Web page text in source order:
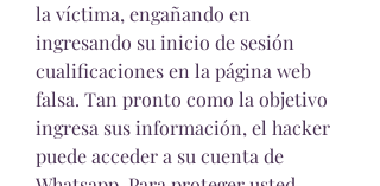
la víctima, engañando en
ingresando su inicio de sesión
cualificaciones en la página web
falsa. Tan pronto como la objetivo
ingresa sus información, el hacker
puede acceder a su cuenta de